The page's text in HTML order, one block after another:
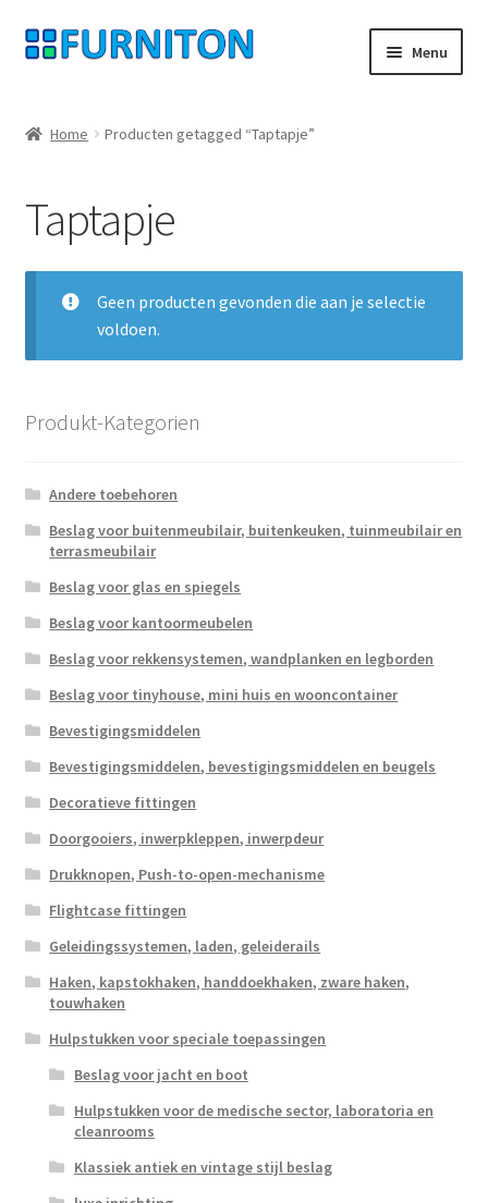
Ga
door
navigatie
Ga
naar
inhoud
Menu
Gegevensbescherming
Herroepingsrecht
Neem contact op met
Scheepvaart
Home Producten getagged “Taptapje”
Taptapje
Geen producten gevonden die aan je selectie
voldoen.
Produkt-Kategorien
Andere toebehoren
Beslag voor buitenmeubilair, buitenkeuken, tuinmeubilair en
terrasmeubilair
Beslag voor glas en spiegels
Beslag voor kantoormeubelen
Beslag voor rekkensystemen, wandplanken en legborden
Beslag voor tinyhouse, mini huis en wooncontainer
Bevestigingsmiddelen
Bevestigingsmiddelen, bevestigingsmiddelen en beugels
Decoratieve fittingen
Doorgooiers, inwerpkleppen, inwerpdeur
Drukknopen, Push-to-open-mechanisme
Flightcase fittingen
Geleidingssystemen, laden, geleiderails
Haken, kapstokhaken, handdoekhaken, zware haken,
touwhaken
Hulpstukken voor speciale toepassingen
Beslag voor jacht en boot
Hulpstukken voor de medische sector, laboratoria en
cleanrooms
Klassiek antiek en vintage stijl beslag